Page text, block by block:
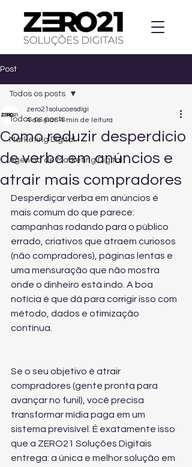
Post
Todos os posts
Marketing Digital
Agencia de Marketing Digital
Todos os posts
Como reduzir desperdício
de verba em anúncios e
atrair mais compradores
zero21solucoesdigi
4 de mar. 4 min de leitura
Desperdiçar verba em anúncios é
mais comum do que parece:
campanhas rodando para o público
errado, criativos que atraem curiosos
(não compradores), páginas lentas e
uma mensuração que não mostra
onde o dinheiro está indo. A boa
notícia é que dá para corrigir isso com
método, dados e otimização
contínua.
Se o seu objetivo é atrair
compradores (gente pronta para
avançar no funil), você precisa
transformar mídia paga em um
sistema previsível. É exatamente isso
que a ZERO21 Soluções Digitais
entrega: a única e melhor solução em